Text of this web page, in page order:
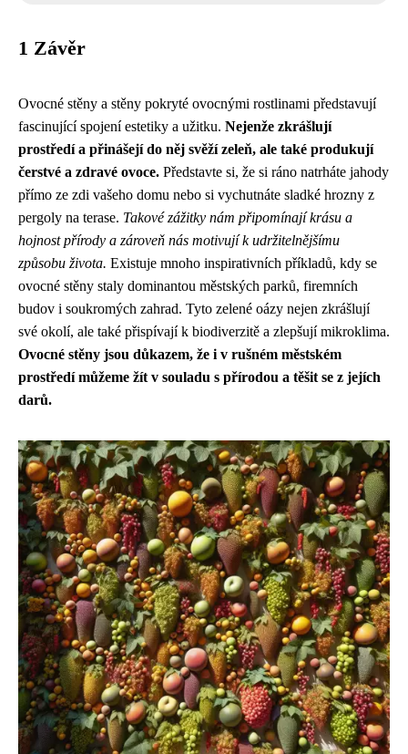
1 Závěr
Ovocné stěny a stěny pokryté ovocnými rostlinami představují
fascinující spojení estetiky a užitku. Nejenže zkrášlují
prostředí a přinášejí do něj svěží zeleň, ale také produkují
čerstvé a zdravé ovoce. Představte si, že si ráno natrháte jahody
přímo ze zdi vašeho domu nebo si vychutnáte sladké hrozny z
pergoly na terase. Takové zážitky nám připomínají krásu a
hojnost přírody a zároveň nás motivují k udržitelnějšímu
způsobu života. Existuje mnoho inspirativních příkladů, kdy se
ovocné stěny staly dominantou městských parků, firemních
budov i soukromých zahrad. Tyto zelené oázy nejen zkrášlují
své okolí, ale také přispívají k biodiverzitě a zlepšují mikroklima.
Ovocné stěny jsou důkazem, že i v rušném městském
prostředí můžeme žít v souladu s přírodou a těšit se z jejích
darů.